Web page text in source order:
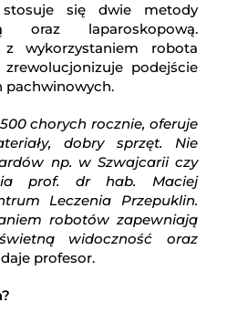
się dwie metody
oraz laparoskopową.
wykorzystaniem robota
podejście
pachwinowych.
chorych rocznie, oferuje
dobry sprzęt. Nie
np. w Szwajcarii czy
prof. dr hab. Maciej
Leczenia Przepuklin.
robotów zapewniają
widoczność oraz
profesor.